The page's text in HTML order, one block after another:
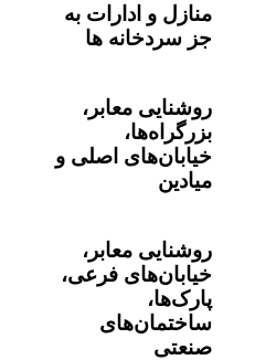
منازل و ادارات به
جز سردخانه ها
روشنایی معابر،
بزرگراه‌ها،
خیابان‌های اصلی و
میادین
روشنایی معابر،
خیابان‌های فرعی،
پارک‌ها،
ساختمان‌های
صنعتی